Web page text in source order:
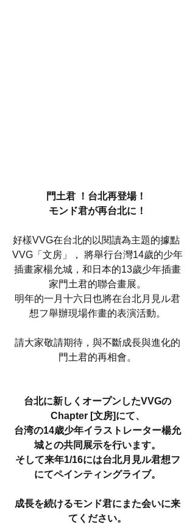
門土君 ！台北再登場！
モンド君が再台北に！
好樣VVG在台北的以閱讀為主題的據點
VVG「文房」， 將舉行台灣14歲的少年
插畫家楊允城，和日本的13歲少年插畫
家門土君的聯合畫展。
明年的一月十六日也將在台北月見ル君
想フ舉辦現場作畫的表演活動。
請大家敬請期待，與不斷成長與進化的
門土君的再相會。
台北に新しくオープンしたVVGの
Chapter [文房]にて、
台湾の14歳少年イラストレーター楊允
城との共同展示を行います。
そして来年1/16には台北月見ル君想フ
にてペインティングライブ。
成長を続けるモンド君にまた会いに来
てください。